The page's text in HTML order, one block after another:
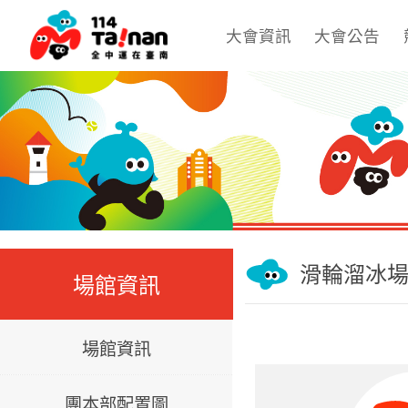
大會資訊 大會公告
場館資訊
場館資訊
滑輪溜冰